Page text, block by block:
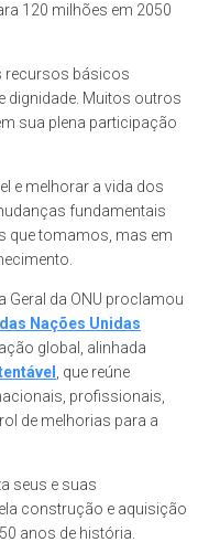
120 milhões em 2050
recursos básicos
dignidade. Muitos outros
sua plena participação
e melhorar a vida dos
fundamentais
que tomamos, mas em
Geral da ONU proclamou
Nações Unidas
global, alinhada
, que reúne
profissionais,
de melhorias para a
seus e suas
construção e aquisição
anos de história.